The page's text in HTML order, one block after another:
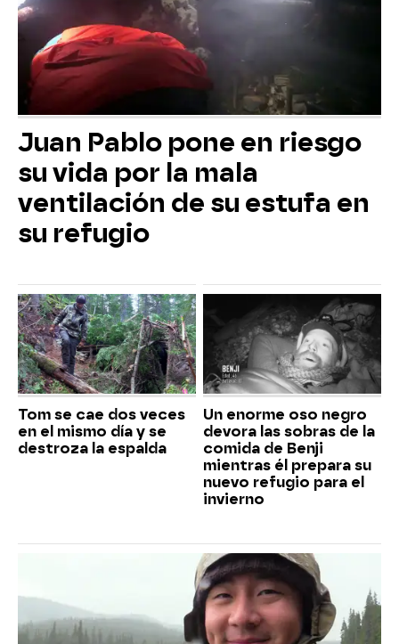
Juan Pablo pone en riesgo
su vida por la mala
ventilación de su estufa en
su refugio
Tom se cae dos veces
en el mismo día y se
destroza la espalda
Un enorme oso negro
devora las sobras de la
comida de Benji
mientras él prepara su
nuevo refugio para el
invierno